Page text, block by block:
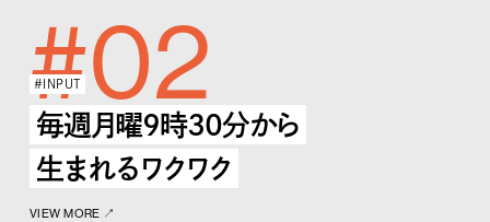
#02
#INPUT
毎週⽉曜9時30分から
⽣まれるワクワク
VIEW MORE ↗︎